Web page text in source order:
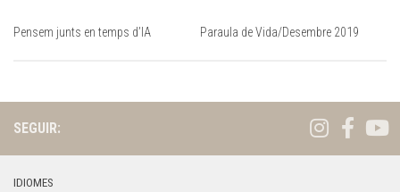
Pensem junts en temps d’IA Paraula de Vida/Desembre 2019
SEGUIR:
IDIOMES